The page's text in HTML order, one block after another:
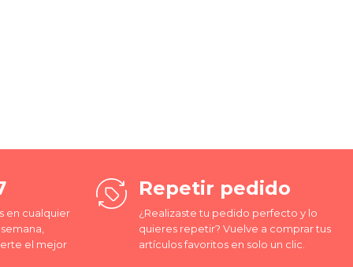
en cualquier
el mejor
Repetir pedido
¿Realizaste tu pedido perfecto y lo
quieres repetir? Vuelve a comprar tus
artículos favoritos en solo un clic.